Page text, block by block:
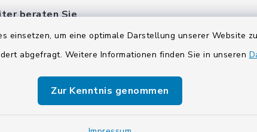
einsetzen, um eine optimale Darstellung unserer Website
abgefragt. Weitere Informationen finden Sie in unseren
Zur Kenntnis genommen
beraten Sie
Sitemap Cookie-Einstellungen